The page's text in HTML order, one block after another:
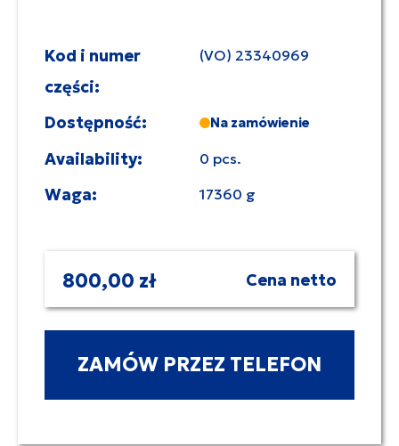
Kod i numer
części:
(VO) 23340969
Dostępność: Na zamówienie
Availability: 0 pcs.
Waga: 17360 g
800,00 zł Cena netto
ZAMÓW PRZEZ TELEFON